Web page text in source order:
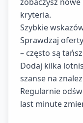
kryteria.
Szybkie
Sprawdzaj
– często są
Dodaj kilka
szanse na
Regularnie
last minute